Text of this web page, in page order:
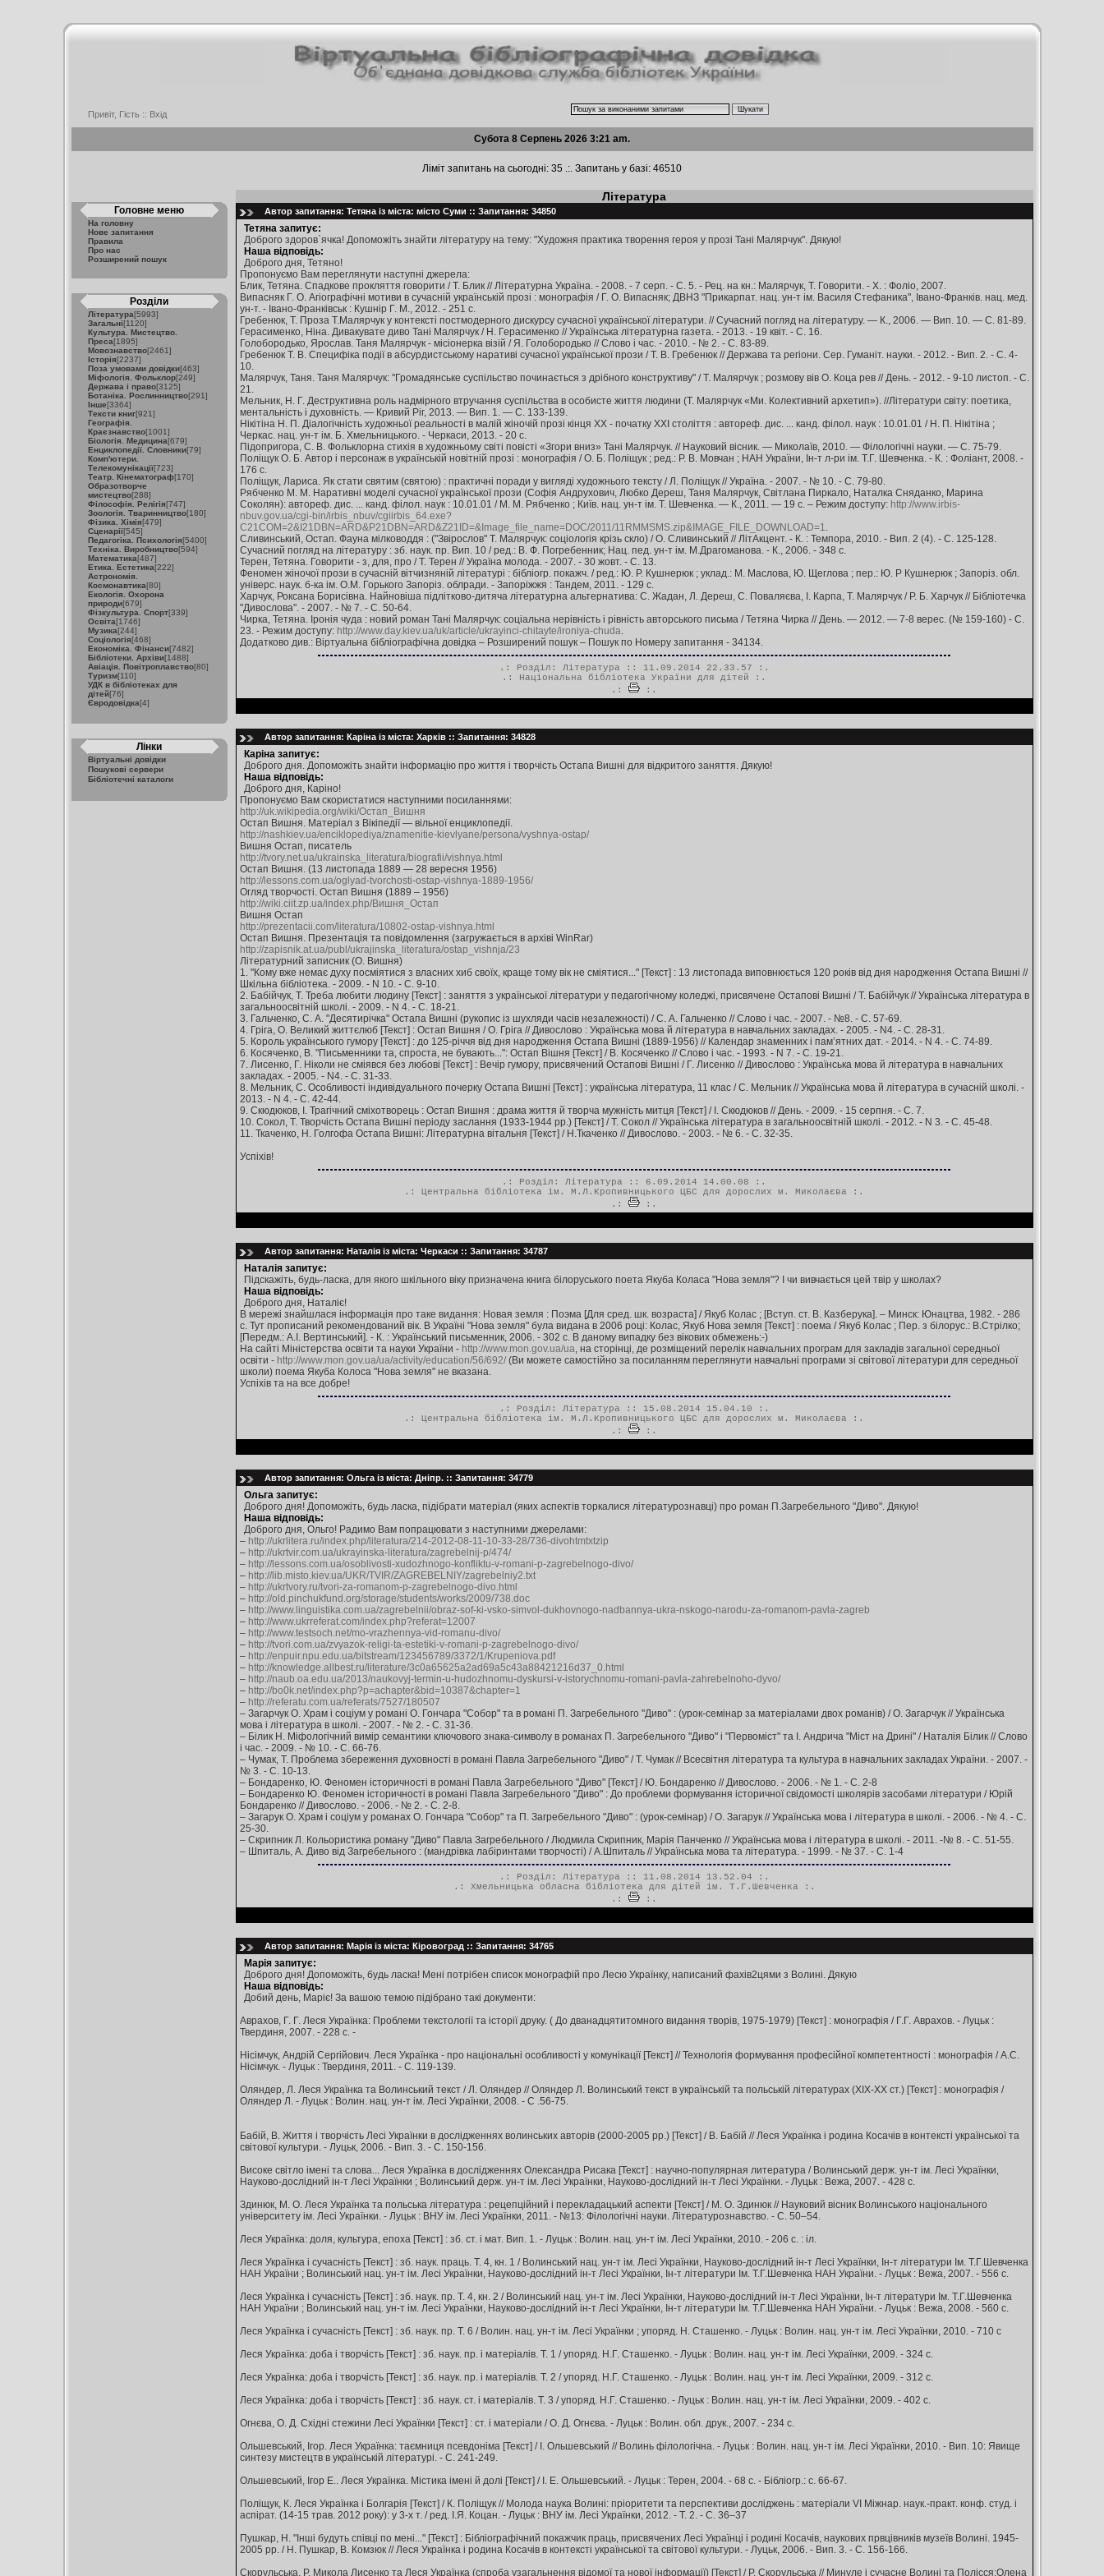
Привіт, Гість :: Вхід
Субота 8 Серпень 2026 3:21 am.
Ліміт запитань на сьогодні: 35 .:. Запитань у базі: 46510
Головне меню
На головну
Нове запитання
Правила
Про нас
Розширений пошук
Розділи
Література[5993]
Загальні[1120]
Культура. Мистецтво.
Преса[1895]
Мовознавство[2461]
Історія[2237]
Поза умовами довідки[463]
Міфологія. Фольклор[249]
Держава і право[3125]
Ботаніка. Рослинництво[291]
Інше[3364]
Тексти книг[921]
Географія.
Краєзнавство[1001]
Біологія. Медицина[679]
Енциклопедії. Словники[79]
Комп'ютери.
Телекомунікації[723]
Театр. Кінематограф[170]
Образотворче
мистецтво[288]
Філософія. Релігія[747]
Зоологія. Тваринництво[180]
Фізика. Хімія[479]
Сценарії[545]
Педагогіка. Психологія[5400]
Техніка. Виробництво[594]
Математика[487]
Етика. Естетика[222]
Астрономія.
Космонавтика[80]
Екологія. Охорона
природи[679]
Фізкультура. Спорт[339]
Освіта[1746]
Музика[244]
Соціологія[468]
Економіка. Фінанси[7482]
Бібліотеки. Архіви[1488]
Авіація. Повітроплавство[80]
Туризм[110]
УДК в бібліотеках для
дітей[76]
Євродовідка[4]
Лінки
Віртуальні довідки
Пошукові сервери
Бібліотечні каталоги
Література
Автор запитання: Тетяна із міста: місто Суми :: Запитання: 34850
Тетяна запитує:
Доброго здоров`ячка! Допоможіть знайти літературу на тему: "Художня практика творення героя у прозі Тані Малярчук". Дякую!
Наша відповідь:
Доброго дня, Тетяно!
Пропонуємо Вам переглянути наступні джерела:
Блик, Тетяна. Спадкове прокляття говорити / Т. Блик // Літературна Україна. - 2008. - 7 серп. - С. 5. - Рец. на кн.: Малярчук, Т. Говорити. - Х. : Фоліо, 2007.
Випасняк Г. О. Агіографічні мотиви в сучасній українській прозі : монографія / Г. О. Випасняк; ДВНЗ "Прикарпат. нац. ун-т ім. Василя Стефаника", Івано-Франків. нац. мед.
ун-т. - Івано-Франківськ : Кушнір Г. М., 2012. - 251 c.
Гребенюк, Т. Проза Т.Малярчук у контексті постмодерного дискурсу сучасної української літератури. // Сучасний погляд на літературу. — К., 2006. — Вип. 10. — С. 81-89.
Герасименко, Ніна. Дивакувате диво Тані Малярчук / Н. Герасименко // Українська літературна газета. - 2013. - 19 квіт. - С. 16.
Голобородько, Ярослав. Таня Малярчук - місіонерка візій / Я. Голобородько // Слово і час. - 2010. - № 2. - С. 83-89.
Гребенюк Т. В. Специфіка події в абсурдистському наративі сучасної української прози / Т. В. Гребенюк // Держава та регіони. Сер. Гуманіт. науки. - 2012. - Вип. 2. - С. 4-
10.
Малярчук, Таня. Таня Малярчук: "Громадянське суспільство починається з дрібного конструктиву" / Т. Малярчук ; розмову вів О. Коца рев // День. - 2012. - 9-10 листоп. - С.
21.
Мельник, Н. Г. Деструктивна роль надмірного втручання суспільства в особисте життя людини (Т. Малярчук «Ми. Колективний архетип»). //Літератури світу: поетика,
ментальність і духовність. — Кривий Ріг, 2013. — Вип. 1. — С. 133-139.
Нікітіна Н. П. Діалогічність художньої реальності в малій жіночій прозі кінця ХХ - початку ХХІ століття : автореф. дис. ... канд. філол. наук : 10.01.01 / Н. П. Нікітіна ;
Черкас. нац. ун-т ім. Б. Хмельницького. - Черкаси, 2013. - 20 c.
Підопригора, С. В. Фольклорна стихія в художньому світі повісті «Згори вниз» Тані Малярчук. // Науковий вісник. — Миколаїв, 2010. — Філологічні науки. — С. 75-79.
Поліщук О. Б. Автор і персонаж в українській новітній прозі : монографія / О. Б. Поліщук ; ред.: Р. В. Мовчан ; НАН України, Ін-т л-ри ім. Т.Г. Шевченка. - К. : Фоліант, 2008. -
176 c.
Поліщук, Лариса. Як стати святим (святою) : практичні поради у вигляді художнього тексту / Л. Поліщук // Україна. - 2007. - № 10. - С. 79-80.
Рябченко М. М. Наративні моделі сучасної української прози (Софія Андрухович, Любко Дереш, Таня Малярчук, Світлана Пиркало, Наталка Сняданко, Марина
Соколян): автореф. дис. ... канд. філол. наук : 10.01.01 / М. М. Рябченко ; Київ. нац. ун-т ім. Т. Шевченка. — К., 2011. — 19 с. – Режим доступу: http://www.irbis-
nbuv.gov.ua/cgi-bin/irbis_nbuv/cgiirbis_64.exe?
C21COM=2&I21DBN=ARD&P21DBN=ARD&Z21ID=&Image_file_name=DOC/2011/11RMMSMS.zip&IMAGE_FILE_DOWNLOAD=1.
Сливинський, Остап. Фауна мілководдя : ("Звірослов" Т. Малярчук: соціологія крізь скло) / О. Сливинський // ЛітАкцент. - К. : Темпора, 2010. - Вип. 2 (4). - С. 125-128.
Сучасний погляд на літературу : зб. наук. пр. Вип. 10 / ред.: В. Ф. Погребенник; Нац. пед. ун-т ім. М.Драгоманова. - К., 2006. - 348 с.
Терен, Тетяна. Говорити - з, для, про / Т. Терен // Україна молода. - 2007. - 30 жовт. - С. 13.
Феномен жіночої прози в сучасній вітчизняній літературі : бібліогр. покажч. / ред.: Ю. Р. Кушнерюк ; уклад.: М. Маслова, Ю. Щеглова ; пер.: Ю. Р Кушнерюк ; Запоріз. обл.
універс. наук. б-ка ім. О.М. Горького Запоріз. облради. - Запоріжжя : Тандем, 2011. - 129 c.
Харчук, Роксана Борисівна. Найновіша підлітково-дитяча літературна альтернатива: С. Жадан, Л. Дереш, С. Поваляєва, І. Карпа, Т. Малярчук / Р. Б. Харчук // Бібліотечка
"Дивослова". - 2007. - № 7. - С. 50-64.
Чирка, Тетяна. Іронія чуда : новий роман Тані Малярчук: соціальна нерівність і рівність авторського письма / Тетяна Чирка // День. — 2012. — 7-8 верес. (№ 159-160) - С.
23. - Режим доступу: http://www.day.kiev.ua/uk/article/ukrayinci-chitayte/ironiya-chuda.
Додатково див.: Віртуальна бібліографічна довідка – Розширений пошук – Пошук по Номеру запитання - 34134.
.: Розділ: Література :: 11.09.2014 22.33.57 :.
.: Національна бібліотека України для дітей :.
.:
:.
Автор запитання: Каріна із міста: Харків :: Запитання: 34828
Каріна запитує:
Доброго дня. Допоможіть знайти інформацію про життя і творчість Остапа Вишні для відкритого заняття. Дякую!
Наша відповідь:
Доброго дня, Каріно!
Пропонуємо Вам скористатися наступними посиланнями:
http://uk.wikipedia.org/wiki/Остап_Вишня
Остап Вишня. Матеріал з Вікіпедії — вільної енциклопедії.
http://nashkiev.ua/enciklopediya/znamenitie-kievlyane/persona/vyshnya-ostap/
Вишня Остап, писатель
http://tvory.net.ua/ukrainska_literatura/biografii/vishnya.html
Остап Вишня. (13 листопада 1889 — 28 вересня 1956)
http://lessons.com.ua/oglyad-tvorchosti-ostap-vishnya-1889-1956/
Огляд творчості. Остап Вишня (1889 – 1956)
http://wiki.ciit.zp.ua/index.php/Вишня_Остап
Вишня Остап
http://prezentacii.com/literatura/10802-ostap-vishnya.html
Остап Вишня. Презентація та повідомлення (загружається в архіві WinRar)
http://zapisnik.at.ua/publ/ukrajinska_literatura/ostap_vishnja/23
Літературний записник (О. Вишня)
1. "Кому вже немає духу посміятися з власних хиб своїх, краще тому вік не сміятися..." [Текст] : 13 листопада виповнюється 120 років від дня народження Остапа Вишні //
Шкільна бібліотека. - 2009. - N 10. - С. 9-10.
2. Бабійчук, Т. Треба любити людину [Текст] : заняття з української літератури у педагогічному коледжі, присвячене Остапові Вишні / Т. Бабійчук // Українська література в
загальноосвітній школі. - 2009. - N 4. - С. 18-21.
3. Гальченко, С. А. "Десятирічка" Остапа Вишні (рукопис із шухляди часів незалежності) / С. А. Гальченко // Слово і час. - 2007. - №8. - С. 57-69.
4. Гріга, О. Великий життєлюб [Текст] : Остап Вишня / О. Гріга // Дивослово : Українська мова й література в навчальних закладах. - 2005. - N4. - С. 28-31.
5. Король українського гумору [Текст] : до 125-річчя від дня народження Остапа Вишні (1889-1956) // Календар знаменних і пам’ятних дат. - 2014. - N 4. - С. 74-89.
6. Косяченко, В. "Письменники та, спроста, не бувають...": Остап Вішня [Текст] / В. Косяченко // Слово і час. - 1993. - N 7. - С. 19-21.
7. Лисенко, Г. Ніколи не сміявся без любові [Текст] : Вечір гумору, присвячений Остапові Вишні / Г. Лисенко // Дивослово : Українська мова й література в навчальних
закладах. - 2005. - N4. - С. 31-33.
8. Мельник, С. Особливості індивідуального почерку Остапа Вишні [Текст] : українська література, 11 клас / С. Мельник // Українська мова й література в сучасній школі. -
2013. - N 4. - С. 42-44.
9. Скюдюков, І. Трагічний сміхотворець : Остап Вишня : драма життя й творча мужність митця [Текст] / І. Скюдюков // День. - 2009. - 15 серпня. - С. 7.
10. Сокол, Т. Творчість Остапа Вишні періоду заслання (1933-1944 рр.) [Текст] / Т. Сокол // Українська література в загальноосвітній школі. - 2012. - N 3. - С. 45-48.
11. Ткаченко, Н. Голгофа Остапа Вишні: Літературна вітальня [Текст] / Н.Ткаченко // Дивослово. - 2003. - № 6. - С. 32-35.
Успіхів!
.: Розділ: Література :: 6.09.2014 14.00.08 :.
.: Центральна бібліотека ім. М.Л.Кропивницького ЦБС для дорослих м. Миколаєва :.
.:
:.
Автор запитання: Наталія із міста: Черкаси :: Запитання: 34787
Наталія запитує:
Підскажіть, будь-ласка, для якого шкільного віку призначена книга білоруського поета Якуба Коласа "Нова земля"? І чи вивчається цей твір у школах?
Наша відповідь:
Доброго дня, Наталіє!
В мережі знайшлася інформація про таке видання: Новая земля : Поэма [Для сред. шк. возраста] / Якуб Колас ; [Вступ. ст. В. Казберука]. – Минск: Юнацтва, 1982. - 286
с. Тут прописаний рекомендований вік. В Україні "Нова земля" була видана в 2006 році: Колас, Якуб Нова земля [Текст] : поема / Якуб Колас ; Пер. з білорус.: В.Стрілко;
[Передм.: А.І. Вертинський]. - К. : Український письменник, 2006. - 302 с. В даному випадку без вікових обмежень:-)
На сайті Міністерства освіти та науки України - http://www.mon.gov.ua/ua, на сторінці, де розміщений перелік навчальних програм для закладів загальної середньої
освіти - http://www.mon.gov.ua/ua/activity/education/56/692/(Ви можете самостійно за посиланням переглянути навчальні програми зі світової літератури для середньої
школи) поема Якуба Колоса "Нова земля" не вказана.
Успіхів та на все добре!
.: Розділ: Література :: 15.08.2014 15.04.10 :.
.: Центральна бібліотека ім. М.Л.Кропивницького ЦБС для дорослих м. Миколаєва :.
.:
:.
Автор запитання: Ольга із міста: Дніпр. :: Запитання: 34779
Ольга запитує:
Доброго дня! Допоможіть, будь ласка, підібрати матеріал (яких аспектів торкалися літературознавці) про роман П.Загребельного "Диво". Дякую!
Наша відповідь:
Доброго дня, Ольго! Радимо Вам попрацювати з наступними джерелами:
– http://ukrlitera.ru/index.php/literatura/214-2012-08-11-10-33-28/736-divohtmtxtzip
– http://ukrtvir.com.ua/ukrayinska-literatura/zagrebelnij-p/474/
– http://lessons.com.ua/osoblivosti-xudozhnogo-konfliktu-v-romani-p-zagrebelnogo-divo/
– http://lib.misto.kiev.ua/UKR/TVIR/ZAGREBELNIY/zagrebelniy2.txt
– http://ukrtvory.ru/tvori-za-romanom-p-zagrebelnogo-divo.html
– http://old.pinchukfund.org/storage/students/works/2009/738.doc
– http://www.linguistika.com.ua/zagrebelnii/obraz-sof-ki-vsko-simvol-dukhovnogo-nadbannya-ukra-nskogo-narodu-za-romanom-pavla-zagreb
– http://www.ukrreferat.com/index.php?referat=12007
– http://www.testsoch.net/mo-vrazhennya-vid-romanu-divo/
– http://tvori.com.ua/zvyazok-religi-ta-estetiki-v-romani-p-zagrebelnogo-divo/
– http://enpuir.npu.edu.ua/bitstream/123456789/3372/1/Krupeniova.pdf
– http://knowledge.allbest.ru/literature/3c0a65625a2ad69a5c43a88421216d37_0.html
– http://naub.oa.edu.ua/2013/naukovyj-termin-u-hudozhnomu-dyskursi-v-istorychnomu-romani-pavla-zahrebelnoho-dyvo/
– http://bo0k.net/index.php?p=achapter&bid=10387&chapter=1
– http://referatu.com.ua/referats/7527/180507
– Загарчук О. Храм і соціум у романі О. Гончара "Собор" та в романі П. Загребельного "Диво" : (урок-семінар за матеріалами двох романів) / О. Загарчук // Українська
мова і література в школі. - 2007. - № 2. - С. 31-36.
– Білик Н. Міфологічний вимір семантики ключового знака-символу в романах П. Загребельного "Диво" і "Первоміст" та І. Андрича "Міст на Дрині" / Наталія Білик // Слово
і час. - 2009. - № 10. - С. 66-76.
– Чумак, Т. Проблема збереження духовності в романі Павла Загребельного "Диво" / Т. Чумак // Всесвітня література та культура в навчальних закладах України. - 2007. -
№ 3. - С. 10-13.
– Бондаренко, Ю. Феномен історичності в романі Павла Загребельного "Диво" [Текст] / Ю. Бондаренко // Дивослово. - 2006. - № 1. - С. 2-8
– Бондаренко Ю. Феномен історичності в романі Павла Загребельного "Диво" : До проблеми формування історичної свідомості школярів засобами літератури / Юрій
Бондаренко // Дивослово. - 2006. - № 2. - С. 2-8.
– Загарук О. Храм і соціум у романах О. Гончара "Собор" та П. Загребельного "Диво" : (урок-семінар) / О. Загарук // Українська мова і література в школі. - 2006. - № 4. - С.
25-30.
– Скрипник Л. Кольористика роману "Диво" Павла Загребельного / Людмила Скрипник, Марія Панченко // Українська мова і література в школі. - 2011. -№ 8. - С. 51-55.
– Шпиталь, А. Диво від Загребельного : (мандрівка лабіринтами творчості) / А.Шпиталь // Українська мова та література. - 1999. - № 37. - С. 1-4
.: Розділ: Література :: 11.08.2014 13.52.04 :.
.: Хмельницька обласна бібліотека для дітей ім. Т.Г.Шевченка :.
.:
:.
Автор запитання: Марія із міста: Кіровоград :: Запитання: 34765
Марія запитує:
Доброго дня! Допоможіть, будь ласка! Мені потрібен список монографій про Лесю Українку, написаний фахів2цями з Волині. Дякую
Наша відповідь:
Добий день, Маріє! За вашою темою підібрано такі документи:
Аврахов, Г. Г. Леся Українка: Проблеми текстології та історії друку. ( До дванадцятитомного видання творів, 1975-1979) [Текст] : монографія / Г.Г. Аврахов. - Луцьк :
Твердиня, 2007. - 228 с. -
Нісімчук, Андрій Сергійович. Леся Українка - про національні особливості у комунікації [Текст] // Технологія формування професійної компетентності : монографія / А.С.
Нісімчук. - Луцьк : Твердиня, 2011. - С. 119-139.
Оляндер, Л. Леся Українка та Волинський текст / Л. Оляндер // Оляндер Л. Волинський текст в українській та польській літературах (ХІХ-ХХ ст.) [Текст] : монографія /
Оляндер Л. - Луцьк : Волин. нац. ун-т ім. Лесі Українки, 2008. - С .56-75.
Бабій, В. Життя і творчість Лесі Українки в дослідженнях волинських авторів (2000-2005 рр.) [Текст] / В. Бабій // Леся Українка і родина Косачів в контексті української та
світової культури. - Луцьк, 2006. - Вип. 3. - С. 150-156.
Високе світло імені та слова... Леся Українка в дослідженнях Олександра Рисака [Текст] : научно-популярная литература / Волинський держ. ун-т ім. Лесі Українки,
Науково-дослідний ін-т Лесі Українки ; Волинський держ. ун-т ім. Лесі Українки, Науково-дослідний ін-т Лесі Українки. - Луцьк : Вежа, 2007. - 428 с.
Здинюк, М. О. Леся Українка та польська література : рецепційний і перекладацький аспекти [Текст] / М. О. Здинюк // Науковий вісник Волинського національного
університету ім. Лесі Українки. - Луцьк : ВНУ ім. Лесі Українки, 2011. - №13: Філологічні науки. Літературознавство. - С. 50–54.
Леся Українка: доля, культура, епоха [Текст] : зб. ст. і мат. Вип. 1. - Луцьк : Волин. нац. ун-т ім. Лесі Українки, 2010. - 206 с. : іл.
Леся Українка і сучасність [Текст] : зб. наук. праць. Т. 4, кн. 1 / Волинський нац. ун-т ім. Лесі Українки, Науково-дослідний ін-т Лесі Українки, Ін-т літератури Ім. Т.Г.Шевченка
НАН України ; Волинський нац. ун-т ім. Лесі Українки, Науково-дослідний ін-т Лесі Українки, Ін-т літератури Ім. Т.Г.Шевченка НАН України. - Луцьк : Вежа, 2007. - 556 с.
Леся Українка і сучасність [Текст] : зб. наук. пр. Т. 4, кн. 2 / Волинський нац. ун-т ім. Лесі Українки, Науково-дослідний ін-т Лесі Українки, Ін-т літератури Ім. Т.Г.Шевченка
НАН України ; Волинський нац. ун-т ім. Лесі Українки, Науково-дослідний ін-т Лесі Українки, Ін-т літератури Ім. Т.Г.Шевченка НАН України. - Луцьк : Вежа, 2008. - 560 с.
Леся Українка і сучасність [Текст] : зб. наук. пр. Т. 6 / Волин. нац. ун-т ім. Лесі Українки ; упоряд. Н. Сташенко. - Луцьк : Волин. нац. ун-т ім. Лесі Українки, 2010. - 710 с
Леся Українка: доба і творчість [Текст] : зб. наук. пр. і матеріалів. Т. 1 / упоряд. Н.Г. Сташенко. - Луцьк : Волин. нац. ун-т ім. Лесі Українки, 2009. - 324 с.
Леся Українка: доба і творчість [Текст] : зб. наук. пр. і матеріалів. Т. 2 / упоряд. Н.Г. Сташенко. - Луцьк : Волин. нац. ун-т ім. Лесі Українки, 2009. - 312 с.
Леся Українка: доба і творчість [Текст] : зб. наук. ст. і матеріалів. Т. 3 / упоряд. Н.Г. Сташенко. - Луцьк : Волин. нац. ун-т ім. Лесі Українки, 2009. - 402 с.
Огнєва, О. Д. Східні стежини Лесі Українки [Текст] : ст. і матеріали / О. Д. Огнєва. - Луцьк : Волин. обл. друк., 2007. - 234 с.
Ольшевський, Ігор. Леся Українка: таємниця псевдоніма [Текст] / І. Ольшевський // Волинь філологічна. - Луцьк : Волин. нац. ун-т ім. Лесі Українки, 2010. - Вип. 10: Явище
синтезу мистецтв в українській літературі. - С. 241-249.
Ольшевський, Ігор Е.. Леся Українка. Містика імені й долі [Текст] / І. Е. Ольшевський. - Луцьк : Терен, 2004. - 68 с. - Бібліогр.: с. 66-67.
Поліщук, К. Леся Українка і Болгарія [Текст] / К. Поліщук // Молода наука Волині: пріоритети та перспективи досліджень : матеріали VI Міжнар. наук.-практ. конф. студ. і
аспірат. (14-15 трав. 2012 року): у 3-х т. / ред. І.Я. Коцан. - Луцьк : ВНУ ім. Лесі Українки, 2012. - Т. 2. - С. 36–37
Пушкар, Н. "Інші будуть співці по мені..." [Текст] : Бібліографічний покажчик праць, присвячених Лесі Українці і родині Косачів, наукових првцівників музеїв Волині. 1945-
2005 рр. / Н. Пушкар, В. Комзюк // Леся Українка і родина Косачів в контексті української та світової культури. - Луцьк, 2006. - Вип. 3. - С. 156-166.
Скорульська, Р. Микола Лисенко та Леся Українка (спроба узагальнення відомої та нової інформації) [Текст] / Р. Скорульська // Минуле і сучасне Волині та Полісся:Олена